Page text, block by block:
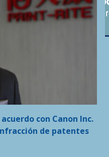
con Canon Inc.
de patentes